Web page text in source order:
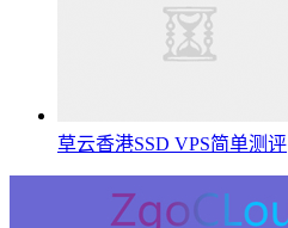
草云香港SSD VPS简单测评